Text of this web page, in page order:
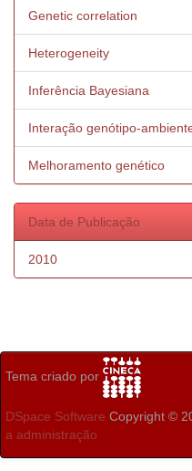
Genetic correlation
Heterogeneity
Inferência Bayesiana
Interação genótipo-
Melhoramento genético
Data de Publicação
2010
Tema criado por
DSpace Software Copyright ©
a administração